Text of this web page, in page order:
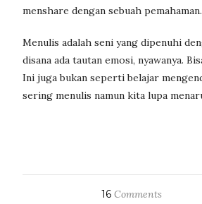
menshare dengan sebuah pemahaman.
Menulis adalah seni yang dipenuhi
disana ada tautan emosi, nyawanya.
Ini juga bukan seperti belajar
sering menulis namun kita lupa
16 Comments